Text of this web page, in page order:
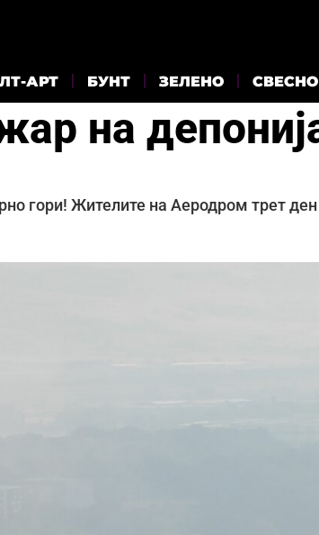
АРТ БУНТ ЗЕЛЕНО СВЕСНО
на
гори! Жителите на Аеродром трет ден